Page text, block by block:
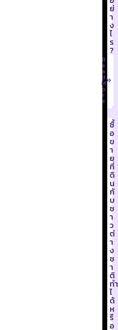
ย่
า
ง
ไ
ร
?
R
e
a
d
M
o
r
e
ซื้
อ
ข
า
ย
ที่
ดิ
น
กั
บ
ช
า
ว
ต่
า
ง
ช
า
ติ
ทำ
ไ
ด้
ห
รื
อ